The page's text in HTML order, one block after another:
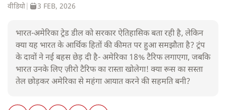
वीडियो 3 FEB, 2026
भारत-अमेरिका ट्रेड डील को सरकार ऐतिहासिक बता रही है, लेकिन
क्या यह भारत के आर्थिक हितों की कीमत पर हुआ समझौता है? ट्रंप
के दावों ने नई बहस छेड़ दी है- अमेरिका 18% टैरिफ लगाएगा, जबकि
भारत उनके लिए ज़ीरो टैरिफ का रास्ता खोलेगा! क्या रूस का सस्ता
तेल छोड़कर अमेरिका से महंगा आयात करने की सहमति बनी?